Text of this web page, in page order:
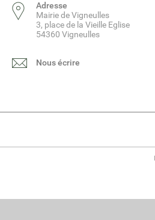
Adresse
Mairie de Vigneulles
3, place de la Vieille Eglise
54360 Vigneulles
Nous écrire